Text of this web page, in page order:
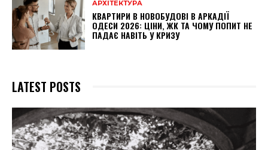
АРХІТЕКТУРА
КВАРТИРИ В НОВОБУДОВІ В АРКАДІЇ
ОДЕСИ 2026: ЦІНИ, ЖК ТА ЧОМУ ПОПИТ НЕ
ПАДАЄ НАВІТЬ У КРИЗУ
LATEST POSTS